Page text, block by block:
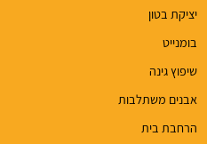
יציקת בטון
בומנייט
שיפוץ גינה
אבנים משתלבות
הרחבת בית